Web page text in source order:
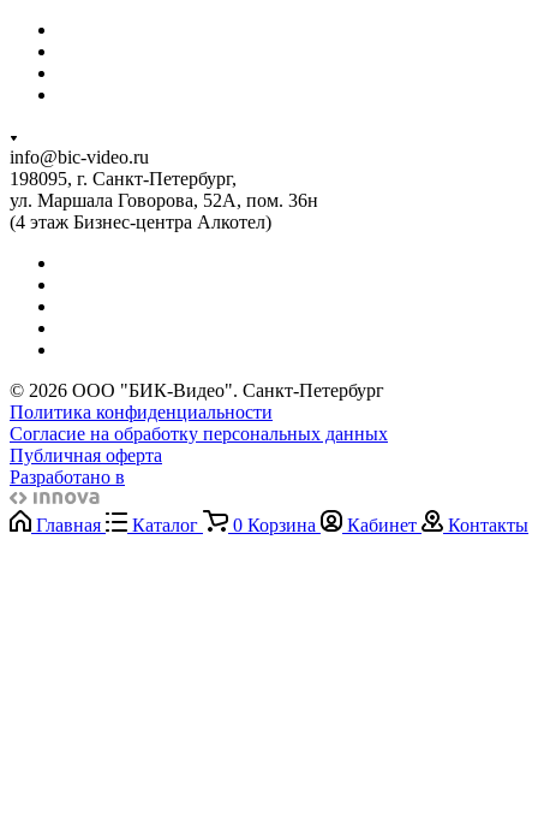
info@bic-video.ru
198095, г. Санкт-Петербург,
ул. Маршала Говорова, 52А, пом. 36н
(4 этаж Бизнес-центра Алкотел)
© 2026 ООО "БИК-Видео". Санкт-Петербург
Политика конфиденциальности
Согласие на обработку персональных данных
Публичная оферта
Разработано в
Главная Каталог 0 Корзина Кабинет Контакты